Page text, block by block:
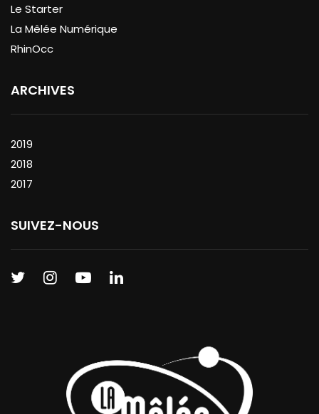
Le Starter
La Mêlée Numérique
RhinOcc
ARCHIVES
2019
2018
2017
SUIVEZ-NOUS